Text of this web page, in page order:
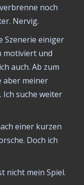
noch
Nervig.
Szenerie einiger
motiviert und
auch. Ab zum
aber meiner
suche weiter
einer kurzen
Doch ich
nicht mein Spiel.